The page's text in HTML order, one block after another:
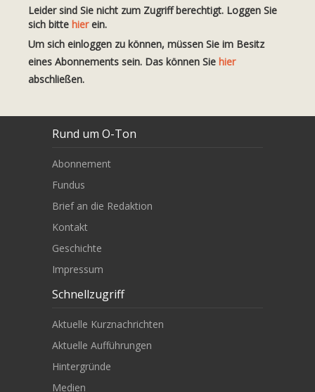
Leider sind Sie nicht zum Zugriff berechtigt. Loggen Sie
sich bitte hierein.
Um sich einloggen zu können, müssen Sie im Besitz
eines Abonnements sein. Das können Sie hier
abschließen.
Rund um O-Ton
Abonnement
Fundus
Brief an die Redaktion
Kontakt
Geschichte
Impressum
Schnellzugriff
Aktuelle Kurznachrichten
Aktuelle Aufführungen
Hintergründe
Medien